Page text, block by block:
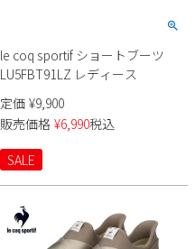
1
14
15
le coq sportif ショートブーツ
LU5FBT91LZ レディース
定価 ¥9,900
販売価格 ¥6,990税込
SALE